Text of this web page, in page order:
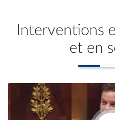
Interventions
et en